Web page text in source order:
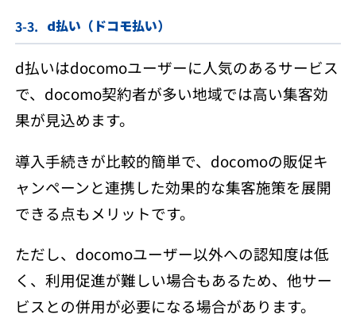
d払い（ドコモ払い）
d払いはdocomoユーザーに人気のあるサービス
で、docomo契約者が多い地域では高い集客効
果が見込めます。
導入手続きが比較的簡単で、docomoの販促キ
ャンペーンと連携した効果的な集客施策を展開
できる点もメリットです。
ただし、docomoユーザー以外への認知度は低
く、利用促進が難しい場合もあるため、他サー
ビスとの併用が必要になる場合があります。